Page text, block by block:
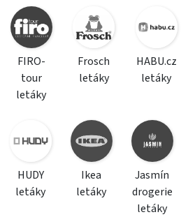
FIRO-
tour
letáky
Frosch
letáky
HABU.cz
letáky
HUDY
letáky
Ikea
letáky
Jasmín
drogerie
letáky